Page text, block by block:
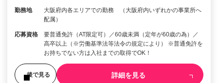
勤務地
大阪府内各エリアでの勤務 （大阪府内いずれかの事業所へ
配属）
応募資格
要普通免許（AT限定可）／60歳未満（定年が60歳の為）／
高卒以上（※労働基準法等法令の規定により） ※普通免許を
お持ちでない方は入社までの取得でOK！
後で見る 詳細を見る